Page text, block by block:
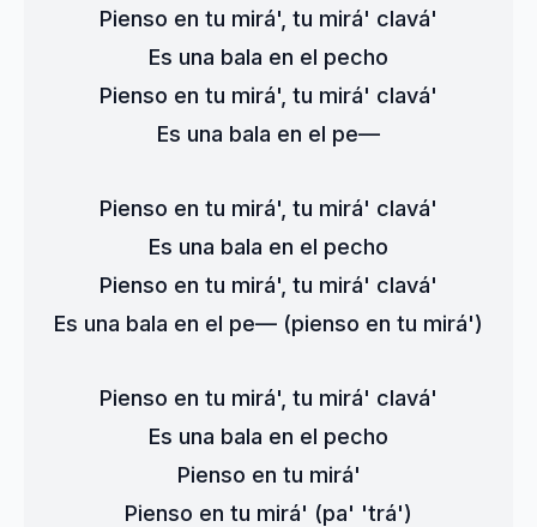
Pienso en tu mirá', tu mirá' clavá'
Es una bala en el pecho
Pienso en tu mirá', tu mirá' clavá'
Es una bala en el pe—
Pienso en tu mirá', tu mirá' clavá'
Es una bala en el pecho
Pienso en tu mirá', tu mirá' clavá'
Es una bala en el pe— (pienso en tu mirá')
Pienso en tu mirá', tu mirá' clavá'
Es una bala en el pecho
Pienso en tu mirá'
Pienso en tu mirá' (pa' 'trá')